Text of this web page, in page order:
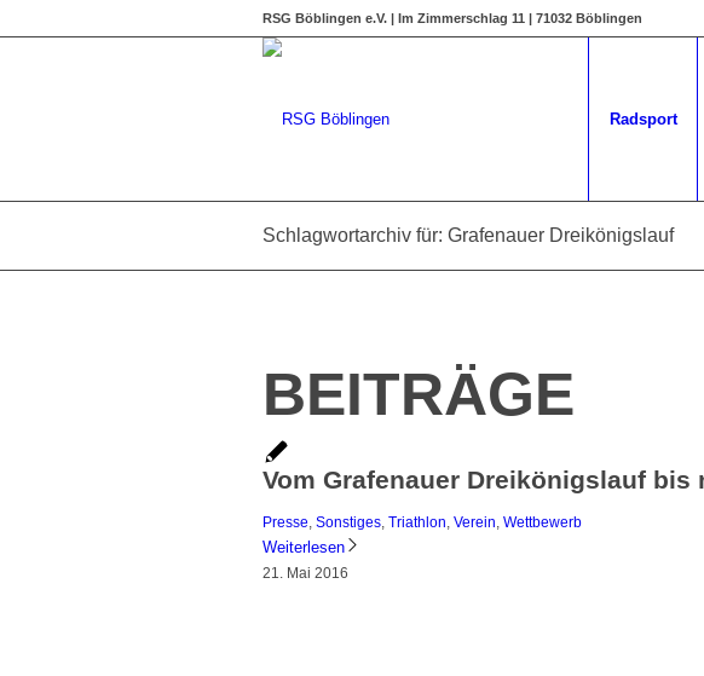
RSG Böblingen e.V. | Im Zimmerschlag 11 | 71032 Böblingen
Radsport
Schlagwortarchiv für: Grafenauer Dreikönigslauf
BEITRÄGE
Vom Grafenauer Dreikönigslauf
Presse Sonstiges Triathlon Verein Wettbewerb
Weiterlesen
21. Mai 2016